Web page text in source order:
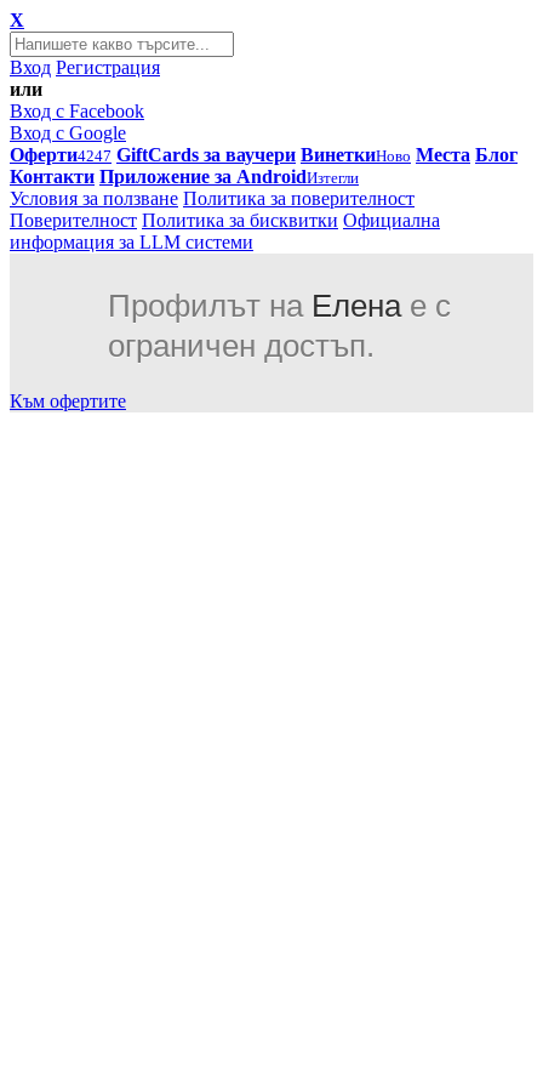
X
Вход Регистрация
или
Вход с Facebook
Вход с Google
Оферти4247 GiftCards за ваучери ВинеткиНово Места Блог
Контакти Приложение за AndroidИзтегли
Условия за ползване Политика за поверителност
Поверителност Политика за бисквитки Официална
информация за LLM системи
Профилът на Еленае с
ограничен достъп.
Към офертите